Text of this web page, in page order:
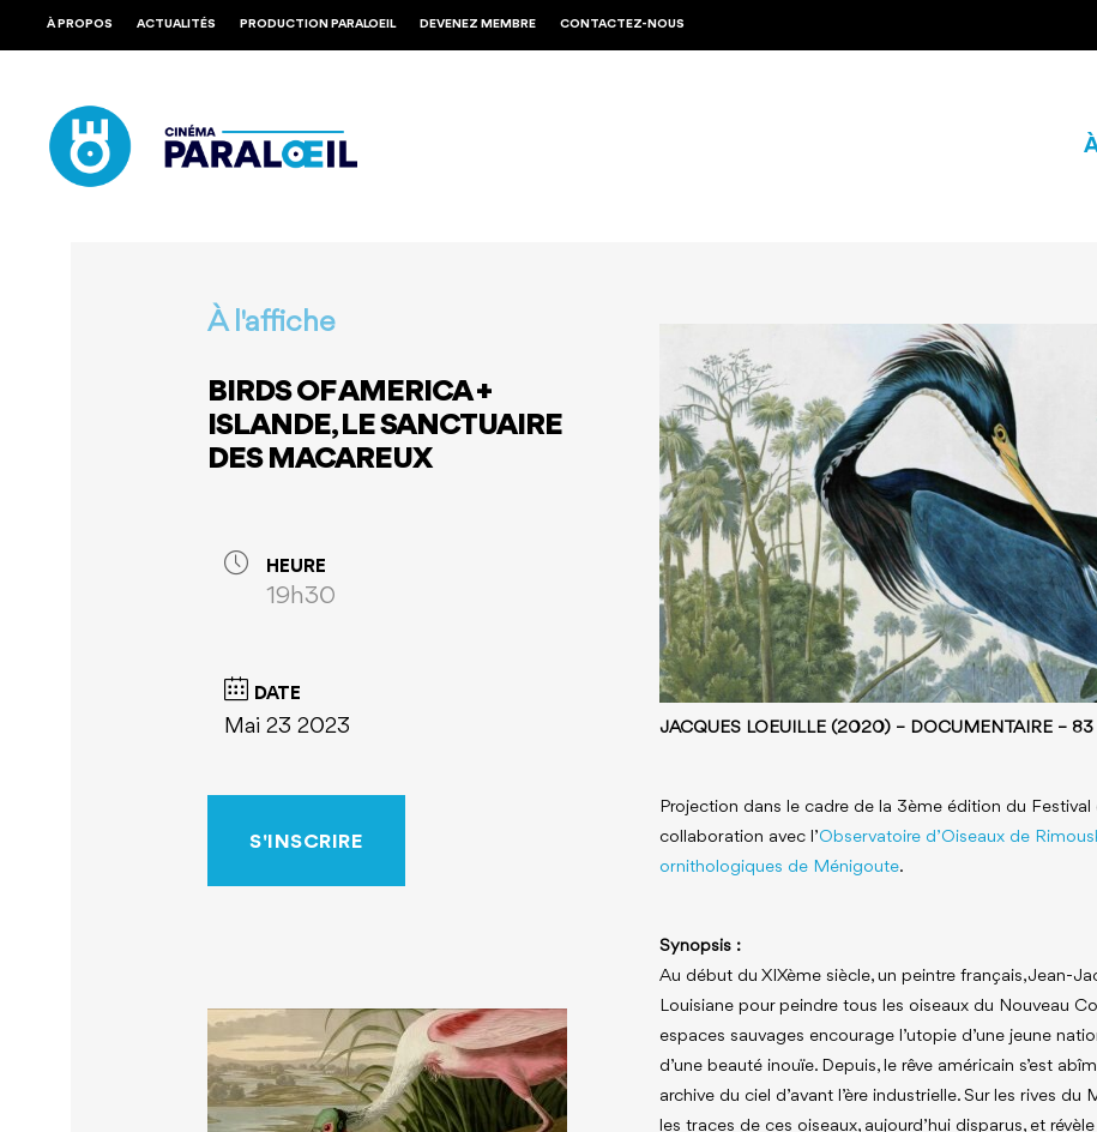
À PROPOS ACTUALITÉS PRODUCTION PARALOEIL DEVENEZ MEMBRE CONTACTEZ-NOUS
À l'affiche
BIRDS OF AMERICA +
ISLANDE, LE SANCTUAIRE
DES MACAREUX
HEURE
19h30
DATE
Mai 23 2023
S'INSCRIRE
JACQUES LOEUILLE (2020) – DOCUMENTAIRE –
Projection dans le cadre de la 3ème édition du Festival
collaboration avec l’Observatoire d’Oiseaux de
ornithologiques de Ménigoute.
Synopsis :
Au début du XIXème siècle, un peintre français, Jean-
Louisiane pour peindre tous les oiseaux du Nouveau
espaces sauvages encourage l’utopie d’une jeune
d’une beauté inouïe. Depuis, le rêve américain s’est
archive du ciel d’avant l’ère industrielle. Sur les rives
les traces de ces oiseaux, aujourd’hui disparus, et